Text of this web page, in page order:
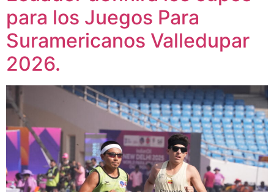
para los Juegos Para
Suramericanos Valledupar
2026.